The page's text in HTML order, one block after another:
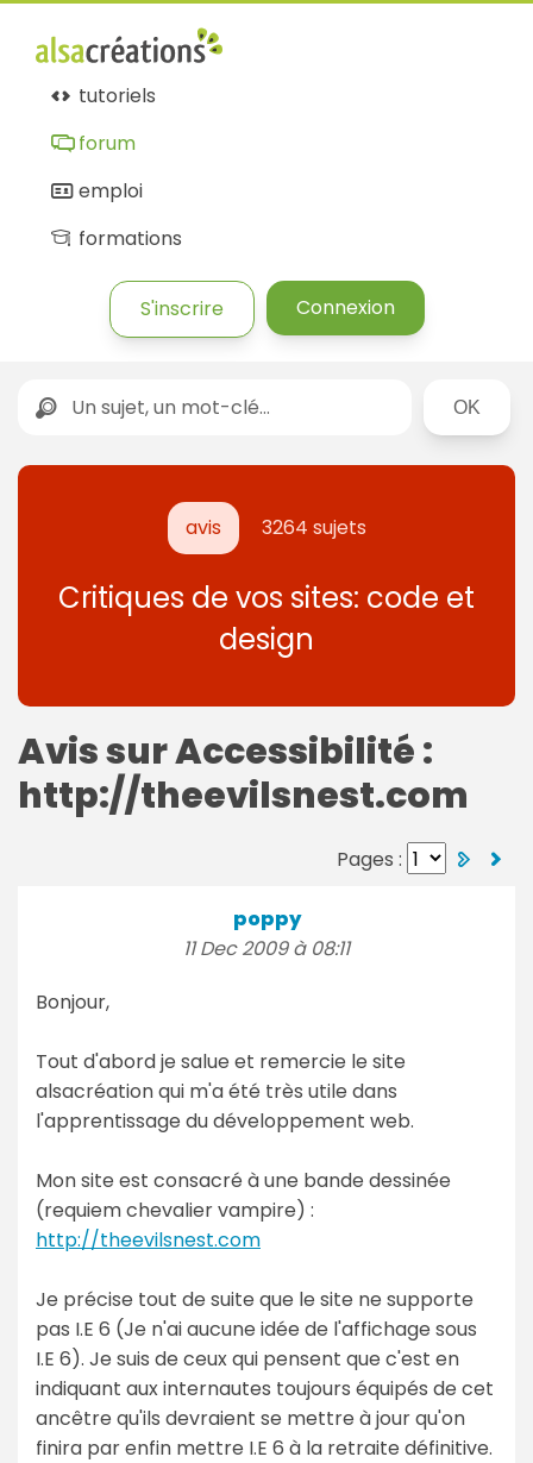
tutoriels
forum
emploi
formations
S'inscrire Connexion
Rechercher
avis 3264 sujets
Critiques de vos sites: code et
design
Avis sur Accessibilité :
http://theevilsnest.com
Pages :
poppy
11 Dec 2009 à 08:11
Bonjour,
Tout d'abord je salue et remercie le site
alsacréation qui m'a été très utile dans
l'apprentissage du développement web.
Mon site est consacré à une bande dessinée
(requiem chevalier vampire) :
http://theevilsnest.com
Je précise tout de suite que le site ne supporte
pas I.E 6 (Je n'ai aucune idée de l'affichage sous
I.E 6). Je suis de ceux qui pensent que c'est en
indiquant aux internautes toujours équipés de cet
ancêtre qu'ils devraient se mettre à jour qu'on
finira par enfin mettre I.E 6 à la retraite définitive.